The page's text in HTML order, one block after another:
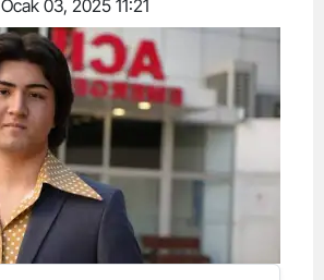
Ocak 03, 2025 11:21